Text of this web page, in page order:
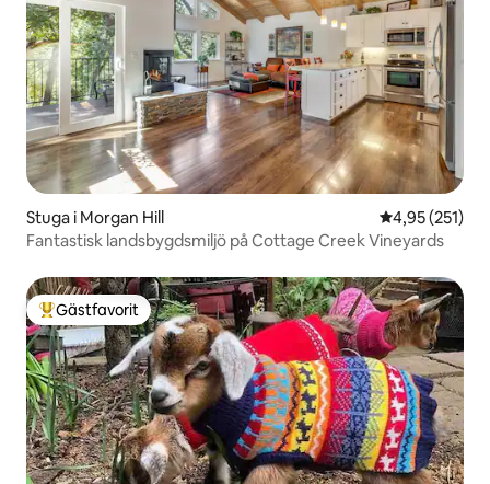
Stuga i Morgan Hill 4,95 av 5 i
4,95 (251)
Fantastisk landsbygdsmiljö på Cottage Creek Vineyards
Populär gästfavorit
Gästfavorit